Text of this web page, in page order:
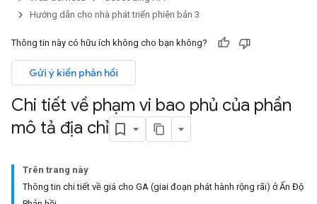
Hướng dẫn cho nhà phát triển phiên bản 3
Thông tin này có hữu ích không cho bạn không?
Gửi ý kiến phản hồi
Chi tiết về phạm vi bao phủ của phần
mô tả địa chỉ
Trên trang này
Thông tin chi tiết về giá cho GA (giai đoạn phát hành rộng rãi) ở Ấn Độ